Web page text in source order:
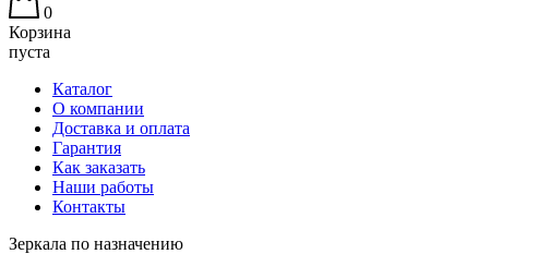
0
Корзина
пуста
Каталог
О компании
Доставка и оплата
Гарантия
Как заказать
Наши работы
Контакты
Зеркала по назначению